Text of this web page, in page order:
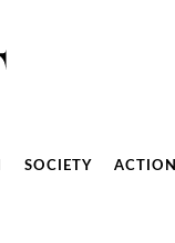
SOCIETY ACTION